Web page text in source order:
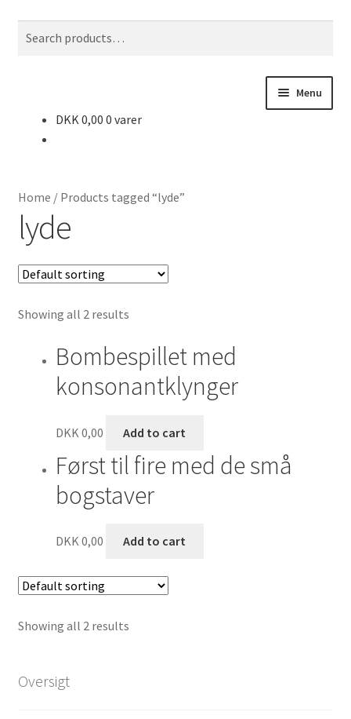
Menu
Matematik
Klassefiduser
DKK 0,00 0 varer
Home / Products tagged “lyde”
lyde
Showing all 2 results
Bombespillet med
konsonantklynger
DKK 0,00 Add to cart
Først til fire med de små
bogstaver
DKK 0,00 Add to cart
Showing all 2 results
Oversigt